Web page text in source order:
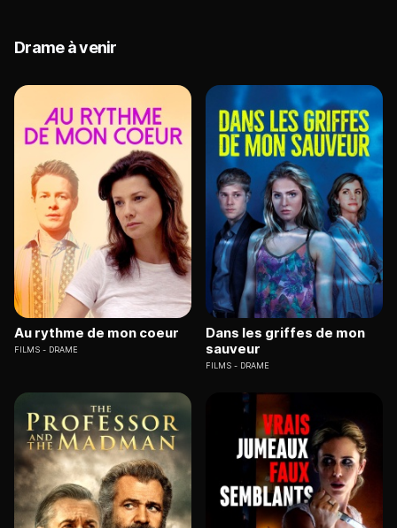
Drame à venir
Au rythme de mon coeur
FILMS DRAME
Dans les griffes de mon
sauveur
FILMS DRAME